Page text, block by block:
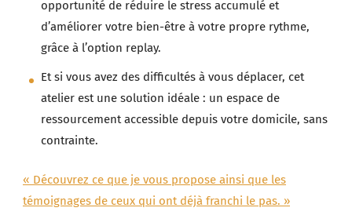
opportunité de réduire le stress accumulé et
d’améliorer votre bien-être à votre propre rythme,
grâce à l’option replay.
Et si vous avez des difficultés à vous déplacer, cet
atelier est une solution idéale : un espace de
ressourcement accessible depuis votre domicile, sans
contrainte.
« Découvrez ce que je vous propose ainsi que les
témoignages de ceux qui ont déjà franchi le pas. »